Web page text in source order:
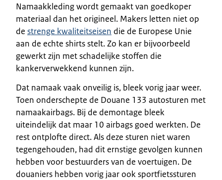
Namaakkleding wordt gemaakt van goedkoper
materiaal dan het origineel. Makers letten niet op
de strenge kwaliteitseisen die de Europese Unie
aan de echte shirts stelt. Zo kan er bijvoorbeeld
gewerkt zijn met schadelijke stoffen die
kankerverwekkend kunnen zijn.
Dat namaak vaak onveilig is, bleek vorig jaar weer.
Toen onderschepte de Douane 133 autosturen met
namaakairbags. Bij de demontage bleek
uiteindelijk dat maar 10 airbags goed werkten. De
rest ontplofte direct. Als deze sturen niet waren
tegengehouden, had dit ernstige gevolgen kunnen
hebben voor bestuurders van de voertuigen. De
douaniers hebben vorig jaar ook sportfietssturen